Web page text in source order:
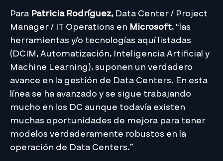
Para Patricia Rodríguez, Data Center / Project
Manager / IT Operations en Microsoft, “las
herramientas y/o tecnologías aquí listadas
(DCIM, Automatización, Inteligencia Artificial y
Machine Learning), suponen un verdadero
avance en la gestión de Data Centers. En esta
línea se ha avanzado y se sigue trabajando
mucho en los DC aunque todavía existen
muchas oportunidades de mejora para tener
modelos verdaderamente robustos en la
operación de Data Centers.”